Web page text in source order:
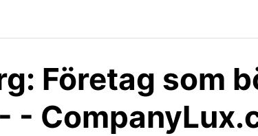
Företag som
-